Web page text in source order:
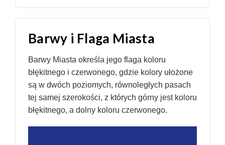
Barwy i Flaga Miasta
Barwy Miasta określa jego flaga koloru
błękitnego i czerwonego, gdzie kolory ułożone
są w dwóch poziomych, równoległych pasach
tej samej szerokości, z których górny jest koloru
błękitnego, a dolny koloru czerwonego.